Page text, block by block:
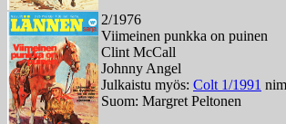
2/1976
Viimeinen punkka on puinen
Clint McCall
Johnny Angel
Julkaistu myös: Colt 1/1991
Suom: Margret Peltonen